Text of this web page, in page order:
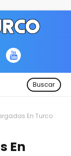
Buscar
En Turco
En